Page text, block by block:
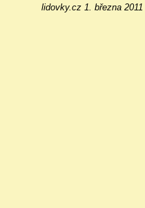
lidovky.cz 1. března 2011